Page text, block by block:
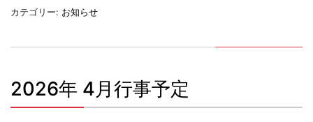
カテゴリー: お知らせ
2026年 4月行事予定